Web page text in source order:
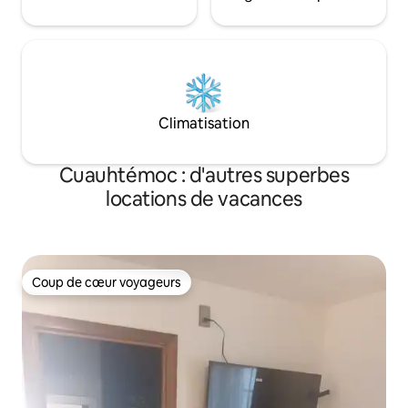
Climatisation
Cuauhtémoc : d'autres superbes
locations de vacances
Coup de cœur voyageurs
Coup de cœur voyageurs